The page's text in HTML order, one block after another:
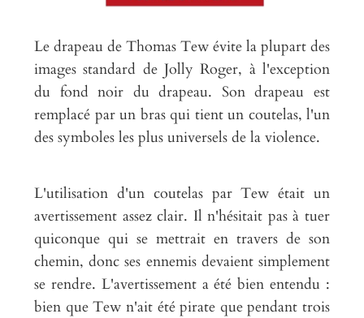
Le drapeau de Thomas Tew évite la plupart des
images standard de Jolly Roger, à l'exception
du fond noir du drapeau. Son drapeau est
remplacé par un bras qui tient un coutelas, l'un
des symboles les plus universels de la violence.
L'utilisation d'un coutelas par Tew était un
avertissement assez clair. Il n'hésitait pas à tuer
quiconque qui se mettrait en travers de son
chemin, donc ses ennemis devaient simplement
se rendre. L'avertissement a été bien entendu :
bien que Tew n'ait été pirate que pendant trois